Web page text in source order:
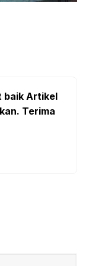
baik Artikel
Terima